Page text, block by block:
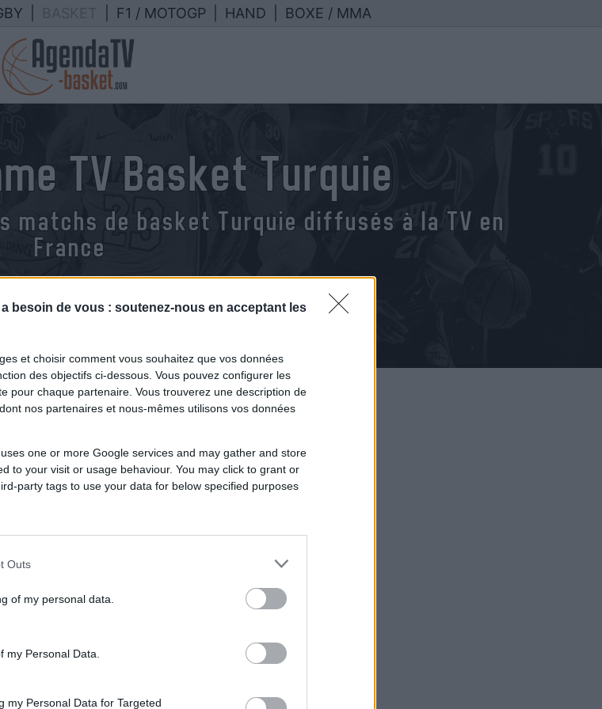
a besoin de vous : soutenez-nous en acceptant les
et choisir comment vous souhaitez que vos données
des objectifs ci-dessous. Vous pouvez configurer les
pour chaque partenaire. Vous trouverez une description de
nos partenaires et nous-mêmes utilisons vos données
one or more Google services and may gather and store
to your visit or usage behaviour. You may click to grant or
party tags to use your data for below specified purposes
Outs
of my personal data.
my Personal Data.
my Personal Data for Targeted
F1 / MOTOGP HAND BOXE / MMA
TV Basket Turquie
matchs de basket Turquie diffusés à la TV en
France